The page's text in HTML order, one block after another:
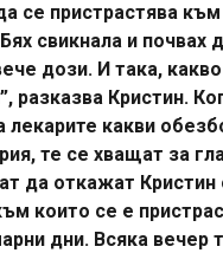
се пристрастява към
свикнала и почвах
дози. И така,
разказва Кристин.
лекарите какви
те се хващат за
да откажат Кристин
които се е
дни. Всяка вечер